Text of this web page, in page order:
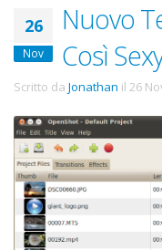
26
Nov
Nuovo
Così
Scritto da Jonathan il 26